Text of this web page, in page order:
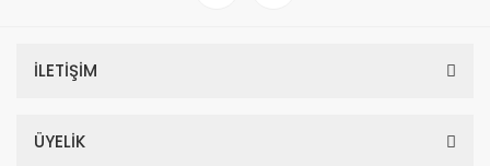
İLETİŞİM
ÜYELİK